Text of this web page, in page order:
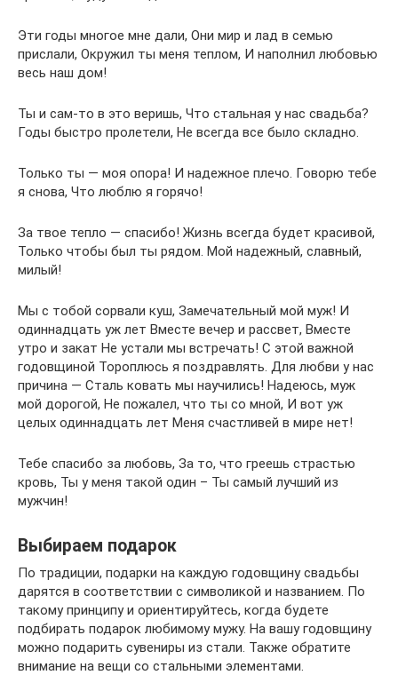
Эти годы многое мне дали, Они мир и лад в семью
прислали, Окружил ты меня теплом, И наполнил любовью
весь наш дом!
Ты и сам-то в это веришь, Что стальная у нас свадьба?
Годы быстро пролетели, Не всегда все было складно.
Только ты — моя опора! И надежное плечо. Говорю тебе
я снова, Что люблю я горячо!
За твое тепло — спасибо! Жизнь всегда будет красивой,
Только чтобы был ты рядом. Мой надежный, славный,
милый!
Мы с тобой сорвали куш, Замечательный мой муж! И
одиннадцать уж лет Вместе вечер и рассвет, Вместе
утро и закат Не устали мы встречать! С этой важной
годовщиной Тороплюсь я поздравлять. Для любви у нас
причина — Сталь ковать мы научились! Надеюсь, муж
мой дорогой, Не пожалел, что ты со мной, И вот уж
целых одиннадцать лет Меня счастливей в мире нет!
Тебе спасибо за любовь, За то, что греешь страстью
кровь, Ты у меня такой один – Ты самый лучший из
мужчин!
Выбираем подарок
По традиции, подарки на каждую годовщину свадьбы
дарятся в соответствии с символикой и названием. По
такому принципу и ориентируйтесь, когда будете
подбирать подарок любимому мужу. На вашу годовщину
можно подарить сувениры из стали. Также обратите
внимание на вещи со стальными элементами.